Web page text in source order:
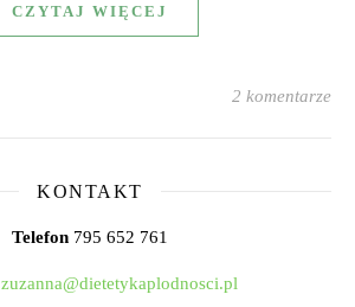
CZYTAJ WIĘCEJ
2 komentarze
KONTAKT
Telefon 795 652 761
zuzanna@dietetykaplodnosci.pl